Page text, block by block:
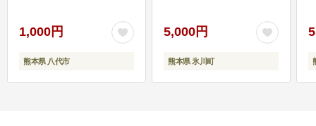
1,000円
熊本県 八代市
5,000円
熊本県 氷川町